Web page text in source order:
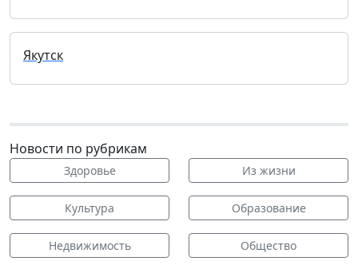
Якутск
Новости по рубрикам
Здоровье Из жизни
Культура Образование
Недвижимость Общество